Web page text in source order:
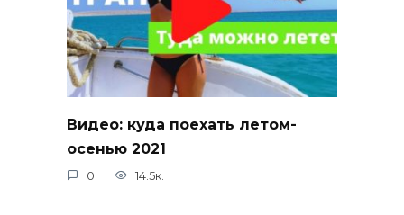
Видео: куда поехать летом-
осенью 2021
0 14.5к.